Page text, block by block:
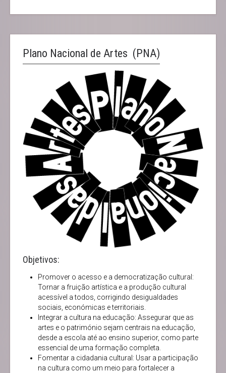
Plano Nacional de Artes (PNA)
Objetivos:
Promover o acesso e a democratização cultural:
Tornar a fruição artística e a produção cultural
acessível a todos, corrigindo desigualdades
sociais, económicas e territoriais.
Integrar a cultura na educação: Assegurar que as
artes e o património sejam centrais na educação,
desde a escola até ao ensino superior, como parte
essencial de uma formação completa.
Fomentar a cidadania cultural: Usar a participação
na cultura como um meio para fortalecer a